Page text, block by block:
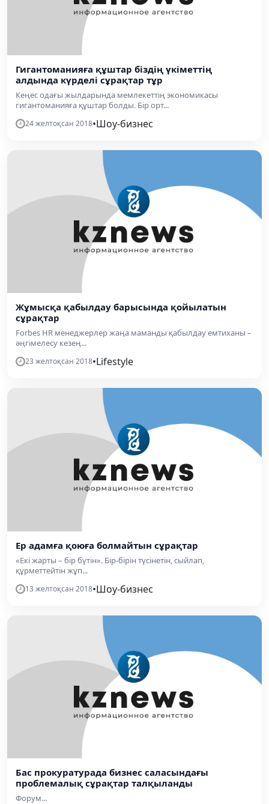
Гигантоманияға құштар біздің үкіметтің
алдында күрделі сұрақтар тұр
Кеңес одағы жылдарында мемлекеттің экономикасы
гигантоманияға құштар болды. Бір орт...
24 желтоқсан 2018•Шоу-бизнес
Жұмысқа қабылдау барысында қойылатын
сұрақтар
Forbes HR менеджерлер жаңа маманды қабылдау емтиханы –
әңгімелесу кезең...
23 желтоқсан 2018•Lifestyle
Ер адамға қоюға болмайтын сұрақтар
«Екі жарты – бір бүтін». Бір-бірін түсінетін, сыйлап,
құрметтейтін жұп...
13 желтоқсан 2018•Шоу-бизнес
Бас прокуратурада бизнес саласындағы
проблемалық сұрақтар талқыланды
Форум...